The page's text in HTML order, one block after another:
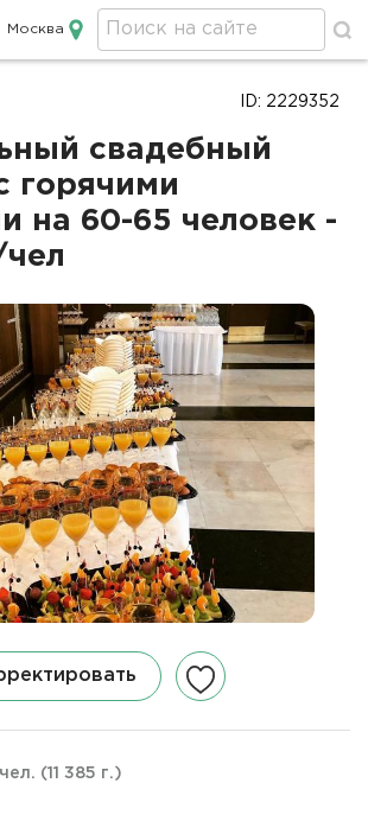
Кейтеринг в Москве
Москва
свадебный
горячими
на 60-65 человек -
ID: 2229352
(11 385 г.)